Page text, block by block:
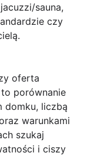
sauna,
czy
oferta
porównanie
domku, liczbą
warunkami
szukaj
i ciszy